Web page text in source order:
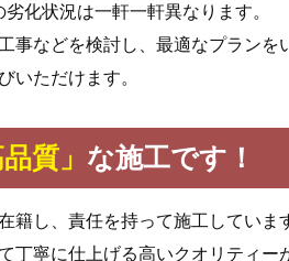
化状況は一軒一軒異なります。
などを検討し、最適なプランを
いただけます。
品質」 な施工です！
籍し、責任を持って施工していま
寧に仕上げる高いクオリティー